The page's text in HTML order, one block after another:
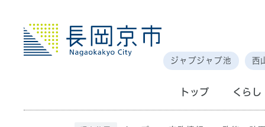
ジャブジャブ池 西
トップ くらし